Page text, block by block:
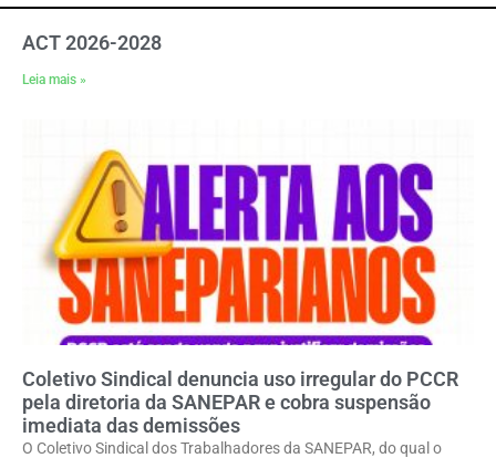
ACT 2026-2028
Leia mais »
Coletivo Sindical denuncia uso irregular do PCCR
pela diretoria da SANEPAR e cobra suspensão
imediata das demissões
O Coletivo Sindical dos Trabalhadores da SANEPAR, do qual o